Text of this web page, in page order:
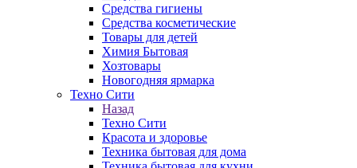
Средства гигиены
Средства косметические
Товары для детей
Химия Бытовая
Хозтовары
Новогодняя ярмарка
Техно Сити
Назад
Техно Сити
Красота и здоровье
Техника бытовая для дома